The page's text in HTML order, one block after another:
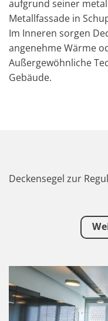
aufgrund seiner
Metallfassade in
Im Inneren sorgen
angenehme Wärme
Außergewöhnliche
Gebäude.
Deckensegel zur